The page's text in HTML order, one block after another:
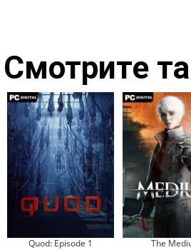
Смотрите
Quod: Episode 1 The